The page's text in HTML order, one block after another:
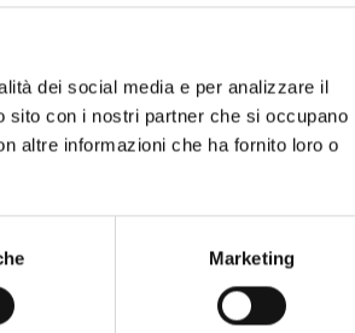
dei social media e per analizzare il
con i nostri partner che si occupano
altre informazioni che ha fornito loro o
Marketing
Fulmine
Donna